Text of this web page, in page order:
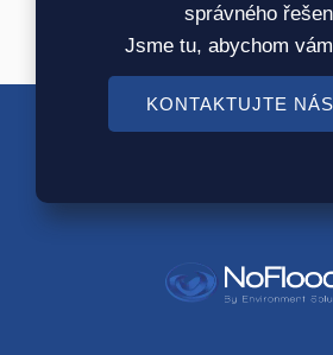
správného
Jsme tu, abychom
KONTAKTUJTE